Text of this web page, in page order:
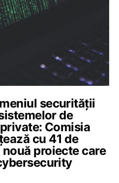
securității
de
Comisia
cu 41 de
proiecte care